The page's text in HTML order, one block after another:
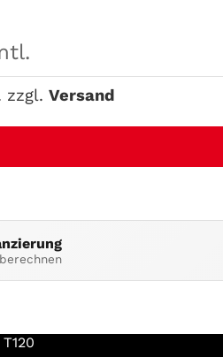
zzgl. Versand